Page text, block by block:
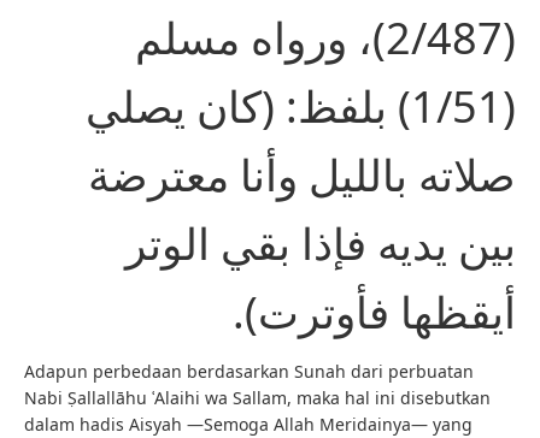
(2/487)، ورواه مسلم
(1/51) بلفظ: (كان يصلي
صلاته بالليل وأنا معترضة
بين يديه فإذا بقي الوتر
أيقظها فأوترت).
Adapun perbedaan berdasarkan Sunah dari perbuatan
Nabi Ṣallallāhu ʿAlaihi wa Sallam, maka hal ini disebutkan
dalam hadis Aisyah —Semoga Allah Meridainya— yang